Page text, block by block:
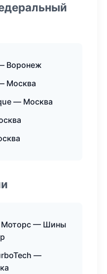
Воронеж
Москва
— Москва
Моторс — Шины
—